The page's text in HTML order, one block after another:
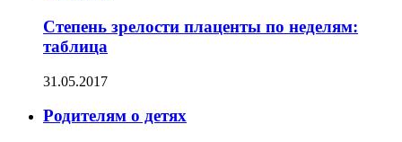
Степень зрелости плаценты по неделям:
таблица
31.05.2017
Родителям о детях